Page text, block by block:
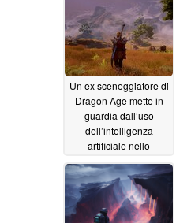
Un ex sceneggiatore di
Dragon Age mette in
guardia dall’uso
dell’intelligenza
artificiale nello
sviluppo dei
videogiochi06/24/2026